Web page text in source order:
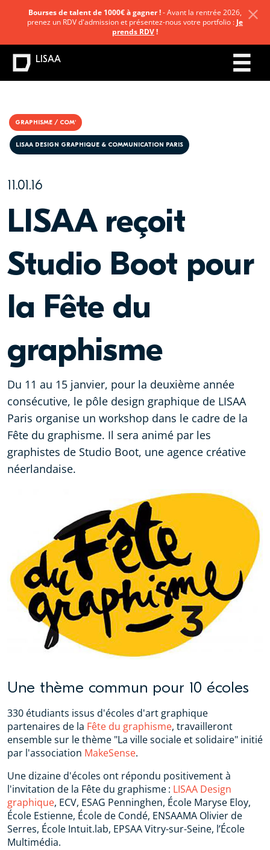
GRAPHISME / COM'
11.01.16
LISAA DESIGN GRAPHIQUE & COMMUNICATION PARIS
LISAA reçoit
Studio Boot pour
la Fête du
graphisme
Du 11 au 15 janvier, pour la deuxième année
consécutive, le pôle design graphique de LISAA
Paris organise un workshop dans le cadre de la
Fête du graphisme. Il sera animé par les
graphistes de Studio Boot, une agence créative
néerlandaise.
Une thème commun pour 10 écoles
330 étudiants issus d'écoles d'art graphique
partenaires de la Fête du graphisme, travailleront
ensemble sur le thème "La ville sociale et solidaire" initié
par l'association MakeSense.
Une dizaine d'écoles ont répondu positivement à
l'invitation de la Fête du graphisme : LISAA Design
graphique, ECV, ESAG Penninghen, École Maryse Eloy,
École Estienne, École de Condé, ENSAAMA Olivier de
Serres, École Intuit.lab, EPSAA Vitry-sur-Seine, l’École
Multimédia.
Bourses de talent de 1000€ à gagner !- Avant la rentrée 2026,
prenez un RDV d'admission et présentez-nous votre portfolio : Je
prends RDV!
LISAA